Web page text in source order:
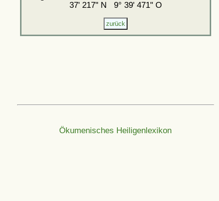
37' 217'' N 9° 39' 471'' O
Ökumenisches Heiligenlexikon